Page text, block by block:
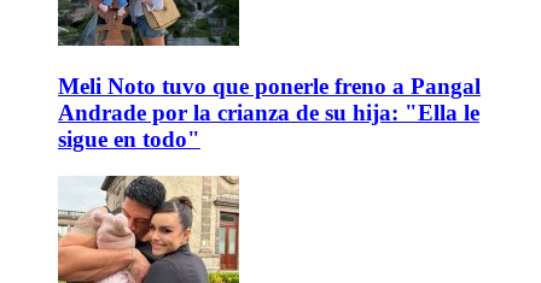
Meli Noto tuvo que ponerle freno a Pangal
Andrade por la crianza de su hija: "Ella le
sigue en todo"